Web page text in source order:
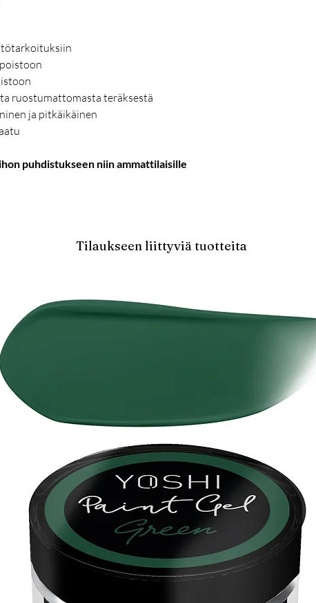
ruostumattomasta teräksestä
ja pitkäikäinen
puhdistukseen niin ammattilaisille
Tilaukseen liittyviä tuotteita